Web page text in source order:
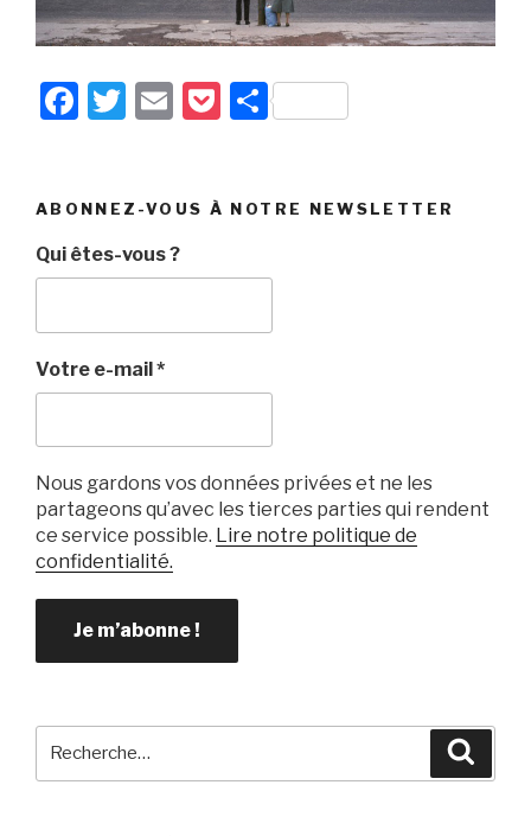
F
e
b
o
o
k
T
er
E
P
k
P
g
ABONNEZ-VOUS À NOTRE NEWSLETTER
Qui êtes-vous ?
Votre e-mail*
Nous gardons vos données privées et ne les
partageons qu’avec les tierces parties qui rendent
ce service possible. Lire notre politique de
confidentialité.